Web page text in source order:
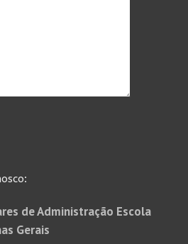
de Administração Escola
Gerais